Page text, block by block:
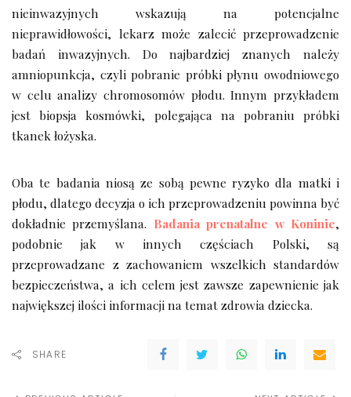
nieinwazyjnych wskazują na potencjalne
nieprawidłowości, lekarz może zalecić przeprowadzenie
badań inwazyjnych. Do najbardziej znanych należy
amniopunkcja, czyli pobranie próbki płynu owodniowego
w celu analizy chromosomów płodu. Innym przykładem
jest biopsja kosmówki, polegająca na pobraniu próbki
tkanek łożyska.
Oba te badania niosą ze sobą pewne ryzyko dla matki i
płodu, dlatego decyzja o ich przeprowadzeniu powinna być
dokładnie przemyślana. Badania prenatalne w Koninie,
podobnie jak w innych częściach Polski, są
przeprowadzane z zachowaniem wszelkich standardów
bezpieczeństwa, a ich celem jest zawsze zapewnienie jak
największej ilości informacji na temat zdrowia dziecka.
SHARE